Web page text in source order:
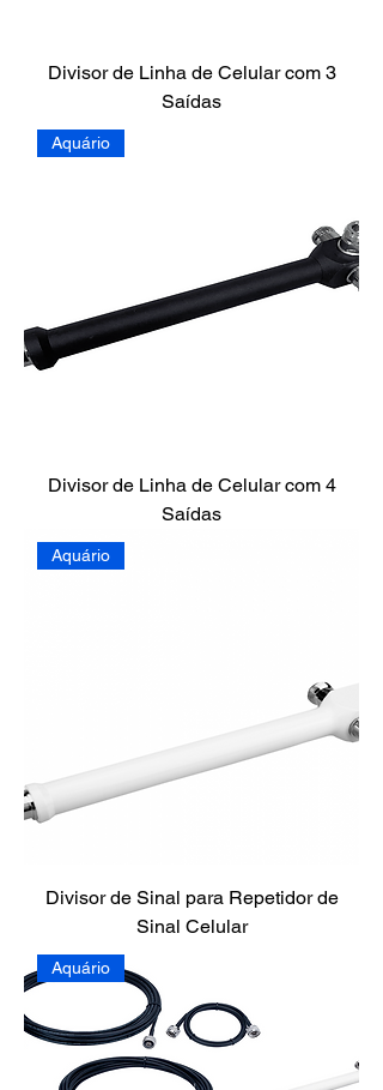
Divisor de Linha de Celular com 3
Saídas
Aquário
Divisor de Linha de Celular com 4
Saídas
Aquário
Divisor de Sinal para Repetidor de
Sinal Celular
Aquário